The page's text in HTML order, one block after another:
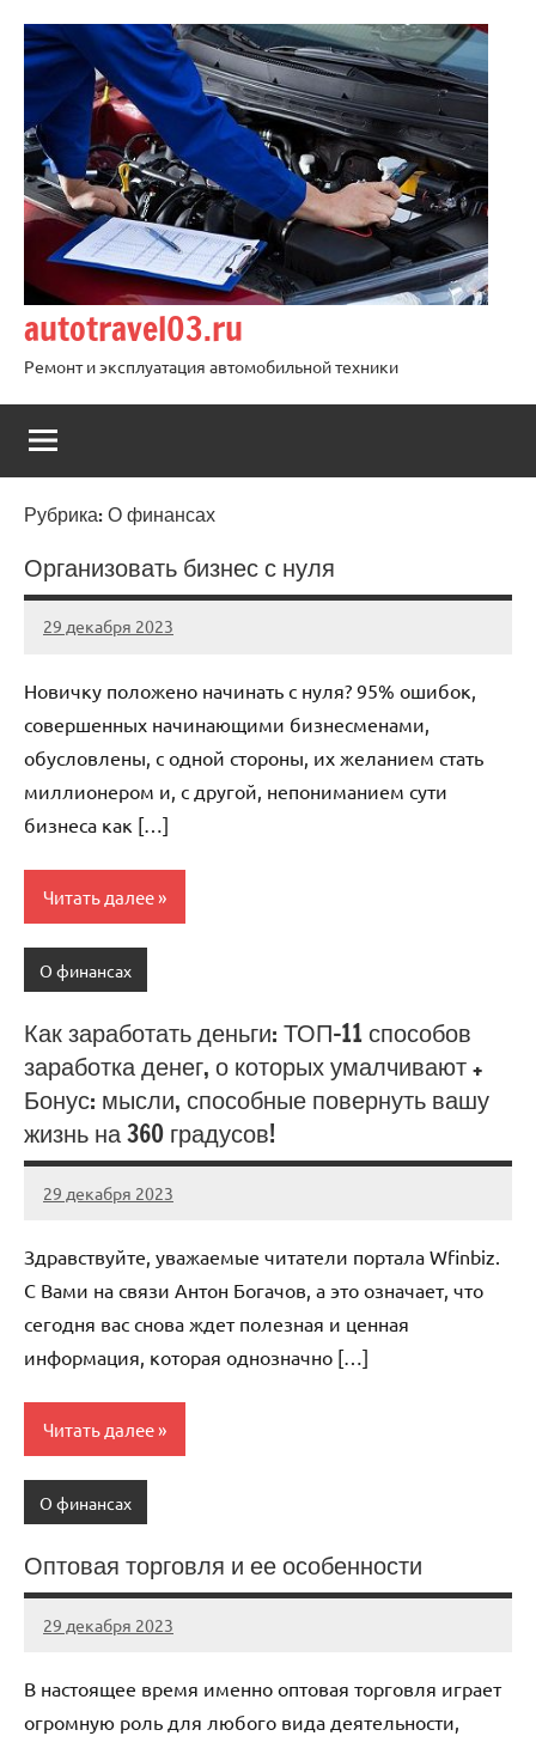
содержимому
autotravel03.ru
Ремонт и эксплуатация автомобильной техники
Рубрика:О финансах
Организовать бизнес с нуля
29 декабря 2023
autotravel03
Нет
Новичку положено начинать с нуля? 95% ошибок,
совершенных начинающими бизнесменами,
обусловлены, с одной стороны, их желанием стать
миллионером и, с другой, непониманием сути
бизнеса как […]
Читать далее
О финансах
Как заработать деньги: ТОП-11 способов
заработка денег, о которых умалчивают +
Бонус: мысли, способные повернуть вашу
жизнь на 360 градусов!
29 декабря 2023
autotravel03
Нет
Здравствуйте, уважаемые читатели портала Wfinbiz.
С Вами на связи Антон Богачов, а это означает, что
сегодня вас снова ждет полезная и ценная
информация, которая однозначно […]
Читать далее
О финансах
Оптовая торговля и ее особенности
29 декабря 2023
autotravel03
Нет
В настоящее время именно оптовая торговля играет
огромную роль для любого вида деятельности,